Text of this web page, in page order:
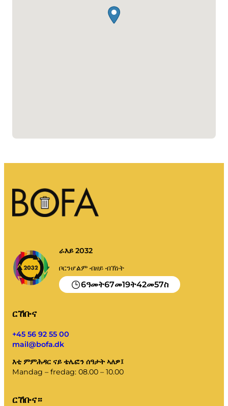
ራእይ 2032
ቦርንሆልም ብዘይ ብኽነት
6ዓመት67መ19ት42መ57ስ
ርኸቡና
+45 56 92 55 00
mail@bofa.dk
እቲ ምምሕዳር ናይ ቴሌፎን ሰዓታት ኣለዎ፤
Mandag – fredag: 08.00 – 10.00
ርኸቡና።